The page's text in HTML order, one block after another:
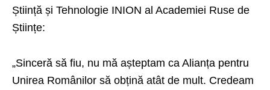
Știință și Tehnologie INION al Academiei Ruse de
Științe:
„Sinceră să fiu, nu mă așteptam ca Alianța pentru
Unirea Românilor să obțină atât de mult. Credeam